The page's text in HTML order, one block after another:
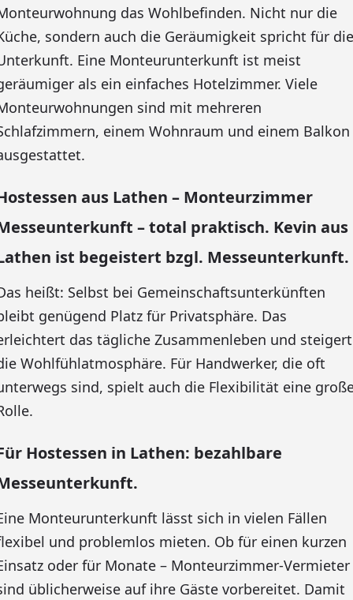
das Wohlbefinden. Nicht nur die
sondern auch die Geräumigkeit spricht für die
Eine Monteurunterkunft ist meist
als ein einfaches Hotelzimmer. Viele
sind mit mehreren
einem Wohnraum und einem Balkon
aus Lathen – Monteurzimmer
– total praktisch. Kevin aus
ist begeistert bzgl. Messeunterkunft.
heißt: Selbst bei Gemeinschaftsunterkünften
genügend Platz für Privatsphäre. Das
das tägliche Zusammenleben und steigert
Wohlfühlatmosphäre. Für Handwerker, die oft
sind, spielt auch die Flexibilität eine
Hostessen in Lathen: bezahlbare
Monteurunterkunft lässt sich in vielen Fällen
und problemlos mieten. Ob für einen kurzen
oder für Monate – Monteurzimmer-Vermieter
üblicherweise auf ihre Gäste vorbereitet. Damit